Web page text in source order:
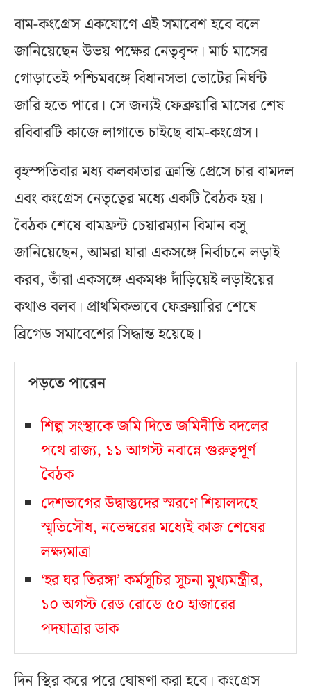
বাম-কংগ্রেস একযোগে এই সমাবেশ হবে বলে
জানিয়েছেন উভয় পক্ষের নেতৃবৃন্দ। মার্চ মাসের
গোড়াতেই পশ্চিমবঙ্গে বিধানসভা ভোটের নির্ঘন্ট
জারি হতে পারে। সে জন্যই ফেব্রুয়ারি মাসের শেষ
রবিবারটি কাজে লাগাতে চাইছে বাম-কংগ্রেস।
বৃহস্পতিবার মধ্য কলকাতার ক্রান্তি প্রেসে চার বামদল
এবং কংগ্রেস নেতৃত্বের মধ্যে একটি বৈঠক হয়।
বৈঠক শেষে বামফ্রন্ট চেয়ারম্যান বিমান বসু
জানিয়েছেন, আমরা যারা একসঙ্গে নির্বাচনে লড়াই
করব, তাঁরা একসঙ্গে একমঞ্চ দাঁড়িয়েই লড়াইয়ের
কথাও বলব। প্রাথমিকভাবে ফেব্রুয়ারির শেষে
ব্রিগেড সমাবেশের সিদ্ধান্ত হয়েছে।
পড়তে পারেন
শিল্প সংস্থাকে জমি দিতে জমিনীতি বদলের
পথে রাজ্য, ১১ আগস্ট নবান্নে গুরুত্বপূর্ণ
বৈঠক
দেশভাগের উদ্বাস্তুদের স্মরণে শিয়ালদহে
স্মৃতিসৌধ, নভেম্বরের মধ্যেই কাজ শেষের
লক্ষ্যমাত্রা
‘হর ঘর তিরঙ্গা’ কর্মসূচির সূচনা মুখ্যমন্ত্রীর,
১০ অগস্ট রেড রোডে ৫০ হাজারের
পদযাত্রার ডাক
দিন স্থির করে পরে ঘোষণা করা হবে। কংগ্রেস